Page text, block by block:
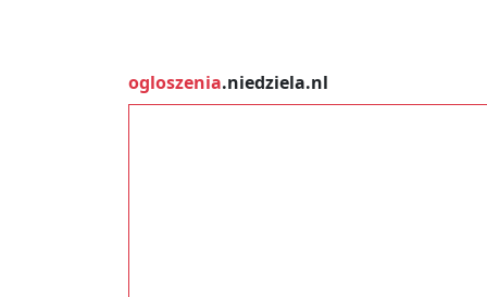
ogloszenia.niedziela.nl